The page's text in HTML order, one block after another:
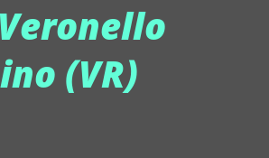
Memories" (Universal)
un inno alla
(VR)